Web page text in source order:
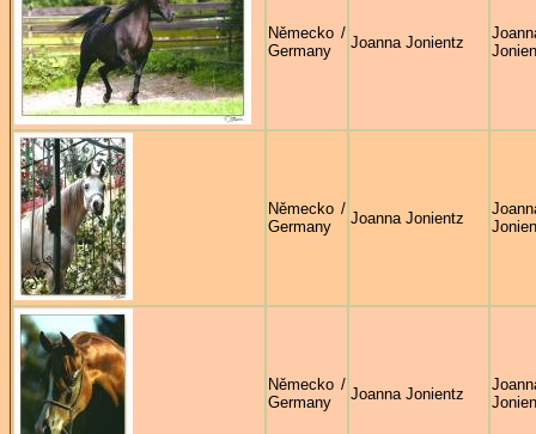
Německo /
Germany
Joanna Jonientz
Německo /
Germany
Joanna Jonientz
Německo /
Germany
Joanna Jonientz